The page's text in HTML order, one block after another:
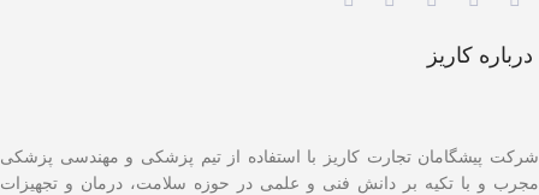
درباره کاریز
شرکت پیشگامان تجارت کاریز با استفاده از تیم پزشکی و مهندسی پزشکی
مجرب و با تکیه بر دانش فنی و علمی در حوزه سلامت، درمان و تجهیزات